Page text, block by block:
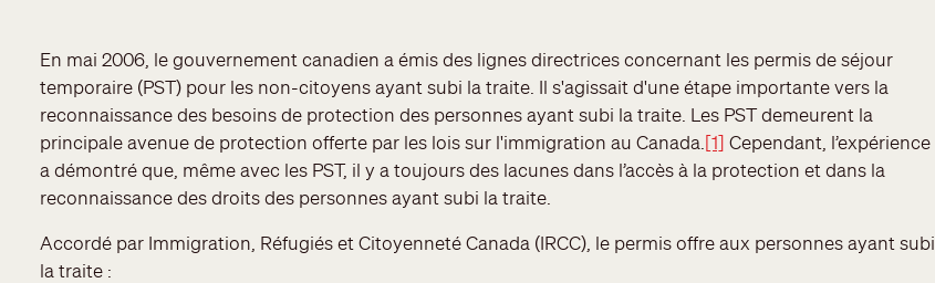
En mai 2006, le gouvernement canadien a émis des lignes directrices concernant les permis de séjour
temporaire (PST) pour les non-citoyens ayant subi la traite. Il s'agissait d'une étape importante vers la
reconnaissance des besoins de protection des personnes ayant subi la traite. Les PST demeurent la
principale avenue de protection offerte par les lois sur l'immigration au Canada. [1] Cependant, l’expérience
a démontré que, même avec les PST, il y a toujours des lacunes dans l’accès à la protection et dans la
reconnaissance des droits des personnes ayant subi la traite.
Accordé par Immigration, Réfugiés et Citoyenneté Canada (IRCC), le permis offre aux personnes ayant subi
la traite :